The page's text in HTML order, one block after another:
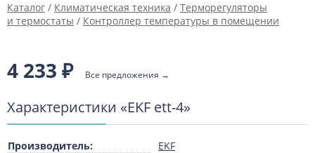
Каталог / Климатическая техника / Терморегуляторы
и термостаты / Контроллер температуры в помещении
4 233 ₽ Все предложения →
Характеристики «EKF ett-4»
Производитель:
EKF